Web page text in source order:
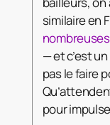
similaire en
— et c’est
pas le faire
pour